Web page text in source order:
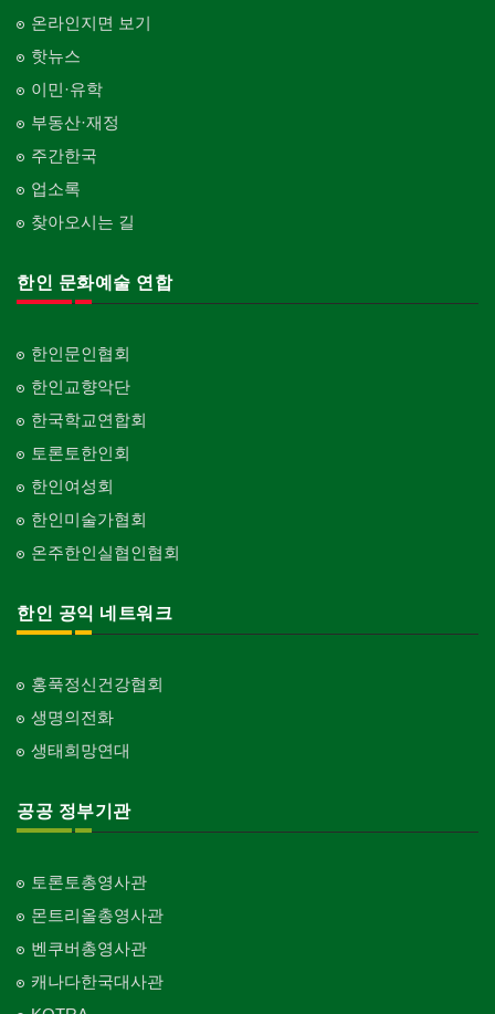
온라인지면 보기
핫뉴스
이민·유학
부동산·재정
주간한국
업소록
찾아오시는 길
한인 문화예술 연합
한인문인협회
한인교향악단
한국학교연합회
토론토한인회
한인여성회
한인미술가협회
온주한인실협인협회
한인 공익 네트워크
홍푹정신건강협회
생명의전화
생태희망연대
공공 정부기관
토론토총영사관
몬트리올총영사관
벤쿠버총영사관
캐나다한국대사관